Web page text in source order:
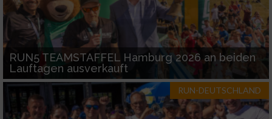
RUN5 TEAMSTAFFEL Hamburg 2026 an beiden
Lauftagen ausverkauft
RUN-DEUTSCHLAND